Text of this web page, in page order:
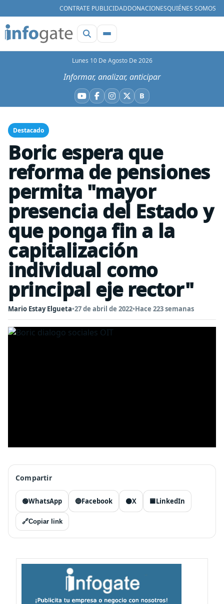
CONTRATE PUBLICIDADDONACIONESQUIÉNES SOMOS
Lunes 10 De Agosto De 2026
Informar, analizar, anticipar
YouTube
Facebook
Instagram
X BBluesky
Destacado
Boric espera que
reforma de pensiones
permita "mayor
presencia del Estado y
que ponga fin a la
capitalización
individual como
principal eje rector"
Mario Estay Elgueta•27 de abril de 2022•Hace 223 semanas
Compartir
🟢WhatsApp 🔵Facebook ⚫X 🟦LinkedIn
🔗Copiar link